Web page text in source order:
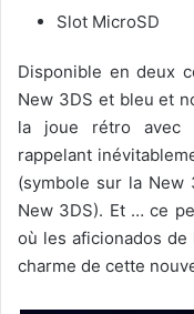
Slot MicroSD
Disponible en deux
New 3DS et bleu et
la joue rétro avec
rappelant
(symbole sur la New
New 3DS). Et … ce
où les aficionados
charme de cette